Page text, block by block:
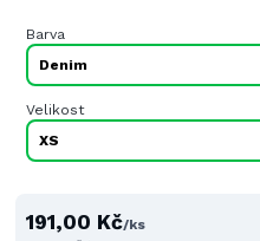
Barva
Velikost
191,00 Kč/ks